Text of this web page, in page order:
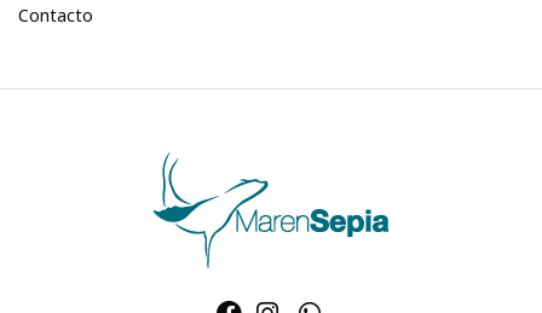
Contacto